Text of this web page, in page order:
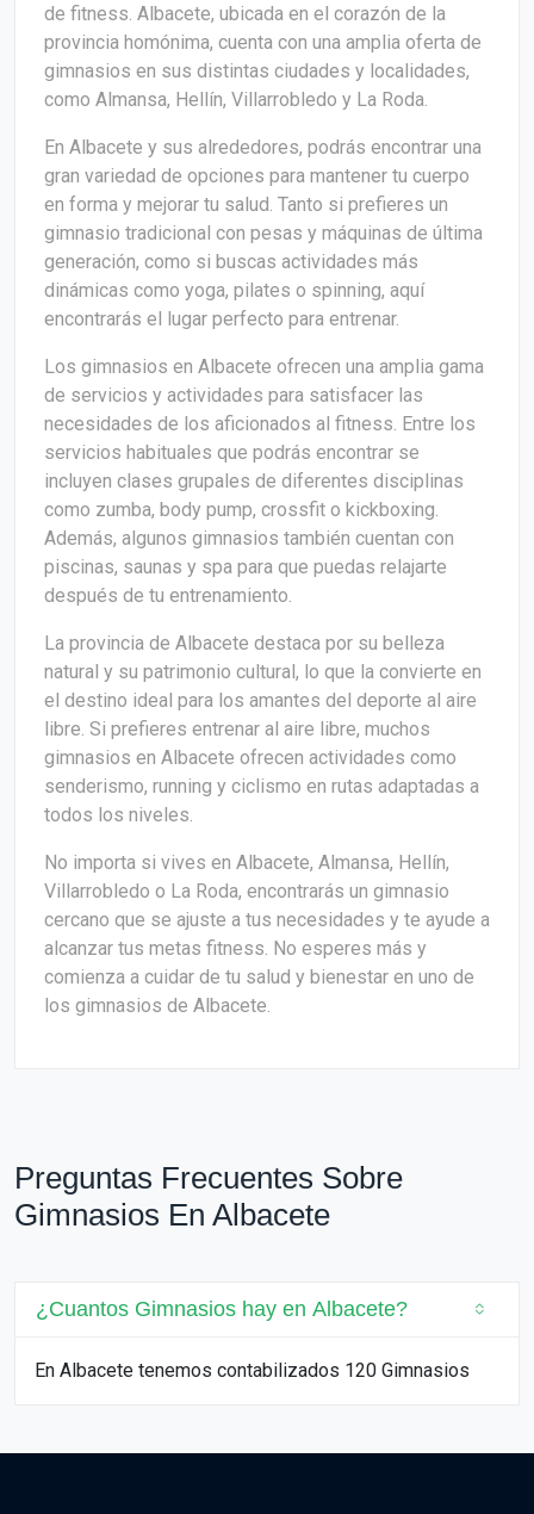
de fitness. Albacete, ubicada en el corazón de la
provincia homónima, cuenta con una amplia oferta de
gimnasios en sus distintas ciudades y localidades,
como Almansa, Hellín, Villarrobledo y La Roda.
En Albacete y sus alrededores, podrás encontrar una
gran variedad de opciones para mantener tu cuerpo
en forma y mejorar tu salud. Tanto si prefieres un
gimnasio tradicional con pesas y máquinas de última
generación, como si buscas actividades más
dinámicas como yoga, pilates o spinning, aquí
encontrarás el lugar perfecto para entrenar.
Los gimnasios en Albacete ofrecen una amplia gama
de servicios y actividades para satisfacer las
necesidades de los aficionados al fitness. Entre los
servicios habituales que podrás encontrar se
incluyen clases grupales de diferentes disciplinas
como zumba, body pump, crossfit o kickboxing.
Además, algunos gimnasios también cuentan con
piscinas, saunas y spa para que puedas relajarte
después de tu entrenamiento.
La provincia de Albacete destaca por su belleza
natural y su patrimonio cultural, lo que la convierte en
el destino ideal para los amantes del deporte al aire
libre. Si prefieres entrenar al aire libre, muchos
gimnasios en Albacete ofrecen actividades como
senderismo, running y ciclismo en rutas adaptadas a
todos los niveles.
No importa si vives en Albacete, Almansa, Hellín,
Villarrobledo o La Roda, encontrarás un gimnasio
cercano que se ajuste a tus necesidades y te ayude a
alcanzar tus metas fitness. No esperes más y
comienza a cuidar de tu salud y bienestar en uno de
los gimnasios de Albacete.
Preguntas Frecuentes Sobre
Gimnasios En Albacete
¿Cuantos Gimnasios hay en Albacete?
En Albacete tenemos contabilizados 120 Gimnasios